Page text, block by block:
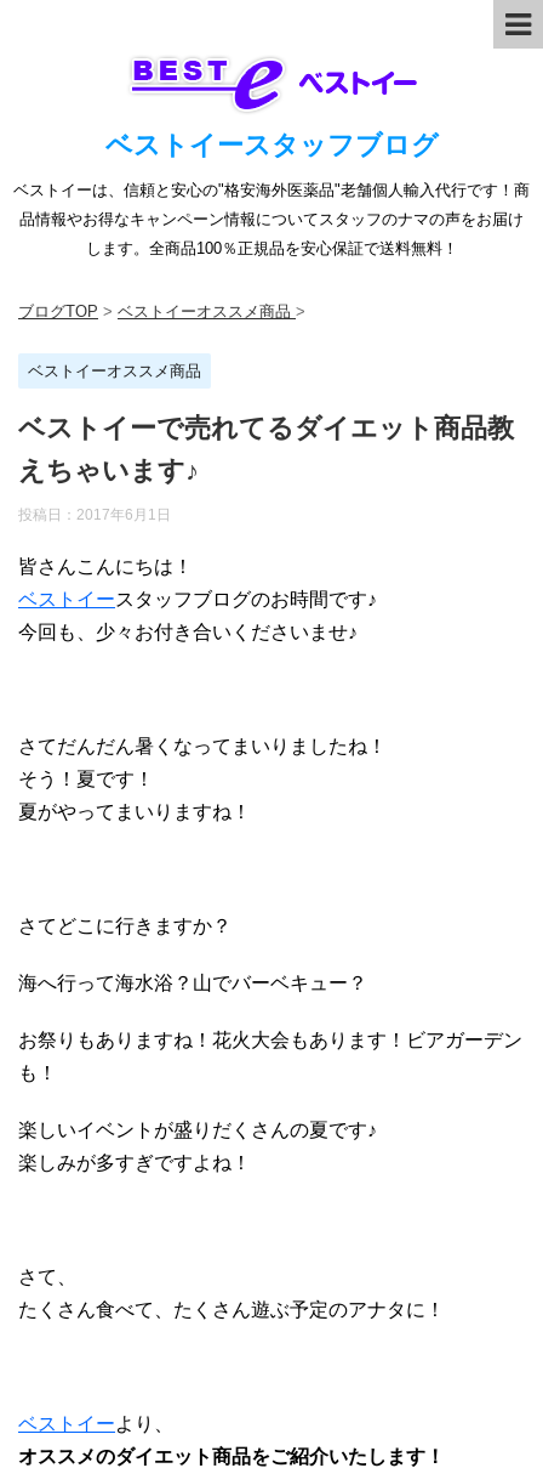
ベストイースタッフブログ
ベストイーは、信頼と安心の"格安海外医薬品"老舗個人輸入代行です！商
品情報やお得なキャンペーン情報についてスタッフのナマの声をお届け
します。全商品100％正規品を安心保証で送料無料！
ブログTOP > ベストイーオススメ商品 >
ベストイーオススメ商品
ベストイーで売れてるダイエット商品教
えちゃいます♪
投稿日： 2017年6月1日
皆さんこんにちは！
ベストイースタッフブログのお時間です♪
今回も、少々お付き合いくださいませ♪
さてだんだん暑くなってまいりましたね！
そう！夏です！
夏がやってまいりますね！
さてどこに行きますか？
海へ行って海水浴？山でバーベキュー？
お祭りもありますね！花火大会もあります！ビアガーデン
も！
楽しいイベントが盛りだくさんの夏です♪
楽しみが多すぎですよね！
さて、
たくさん食べて、たくさん遊ぶ予定のアナタに！
ベストイーより、
オススメのダイエット商品をご紹介いたします！